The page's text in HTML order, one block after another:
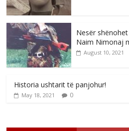
Nesër
Naim Nimonaj
August 10, 2021
Historia ushtarit të panjohur!
May 18, 2021 0